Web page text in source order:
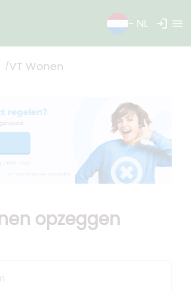
- NL login menu
VT Wonen
opzeggen